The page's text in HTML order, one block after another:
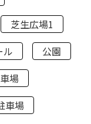
芝生広場1
ル
公園
場
車場